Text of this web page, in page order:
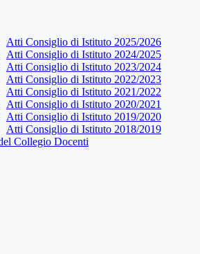
Atti Consiglio di Istituto 2025/2026
Atti Consiglio di Istituto 2024/2025
Atti Consiglio di Istituto 2023/2024
Atti Consiglio di Istituto 2022/2023
Atti Consiglio di Istituto 2021/2022
Atti Consiglio di Istituto 2020/2021
Atti Consiglio di Istituto 2019/2020
Atti Consiglio di Istituto 2018/2019
Collegio Docenti